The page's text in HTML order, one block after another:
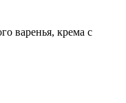
варенья, крема с